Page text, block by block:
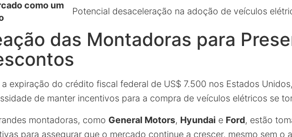
como um
Potencial desaceleração na adoção de veículos
das Montadoras para
a expiração do crédito fiscal federal de US$ 7.500 nos Estados
de manter incentivos para a compra de veículos elétricos se
montadoras, como General Motors, Hyundai e Ford, estão
para assegurar que o mercado continue a crescer, mesmo sem o